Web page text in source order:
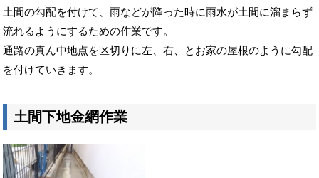
土間の勾配を付けて、雨などが降った時に雨水が土間に溜まらず
流れるようにするための作業です。
通路の真ん中地点を区切りに左、右、とお家の屋根のように勾配
を付けていきます。
土間下地金網作業